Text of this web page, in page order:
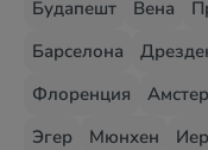
Будапешт Вена
Барселона
Флоренция
Эгер
Мюнхен